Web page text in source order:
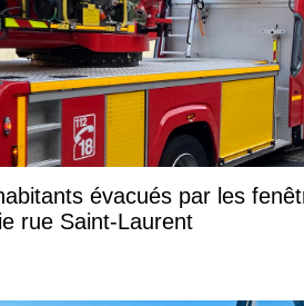
évacués par les
rue Saint-Laurent